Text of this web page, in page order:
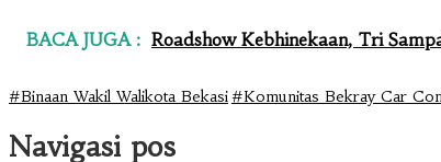
BACA JUGA : Roadshow Kebhinekaan, Tri
#Binaan Wakil Walikota Bekasi#Komunitas Bekray Car
Navigasi pos